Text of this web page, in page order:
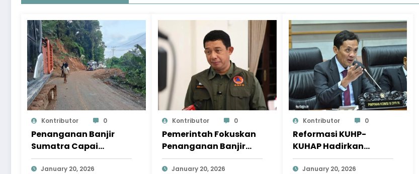
Kontributor 0
Penanganan Banjir
Sumatra Capai
Progres Signifikan,
Pemulihan Terus
January 20, 2026
Kontributor 0
Pemerintah Fokuskan
Penanganan Banjir
Sumatra pada
Pemulihan
January 20, 2026
Kontributor 0
Reformasi KUHP-
KUHAP Hadirkan
Wajah Hukum yang
Lebih Berkeadilan
January 20, 2026